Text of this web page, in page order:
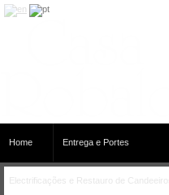
Home Entrega e Portes
Electrificações e Restauro de Candeeiros